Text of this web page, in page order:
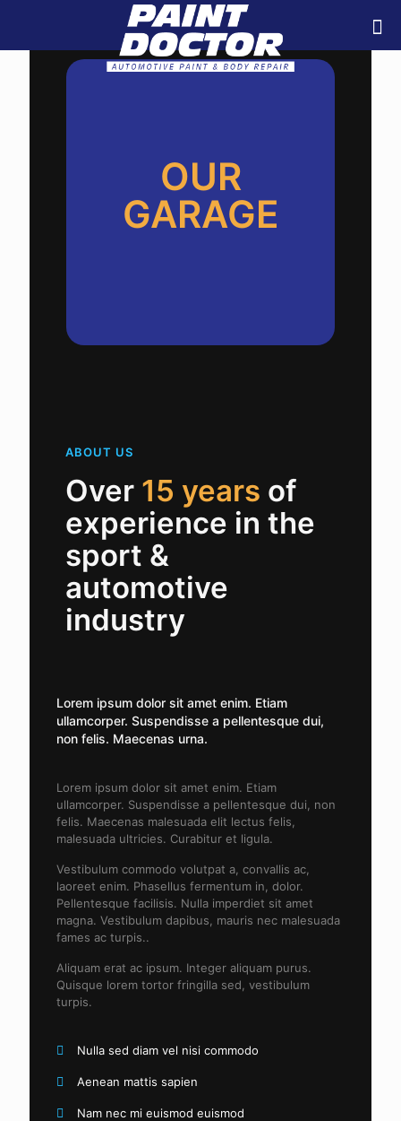
OUR
GARAGE
ABOUT US
Over 15 years of
experience in the
sport &
automotive
industry
Lorem ipsum dolor sit amet enim. Etiam
ullamcorper. Suspendisse a pellentesque dui,
non felis. Maecenas urna.
Lorem ipsum dolor sit amet enim. Etiam
ullamcorper. Suspendisse a pellentesque dui, non
felis. Maecenas malesuada elit lectus felis,
malesuada ultricies. Curabitur et ligula.
Vestibulum commodo volutpat a, convallis ac,
laoreet enim. Phasellus fermentum in, dolor.
Pellentesque facilisis. Nulla imperdiet sit amet
magna. Vestibulum dapibus, mauris nec malesuada
fames ac turpis..
Aliquam erat ac ipsum. Integer aliquam purus.
Quisque lorem tortor fringilla sed, vestibulum
turpis.
Nulla sed diam vel nisi commodo
Aenean mattis sapien
Nam nec mi euismod euismod